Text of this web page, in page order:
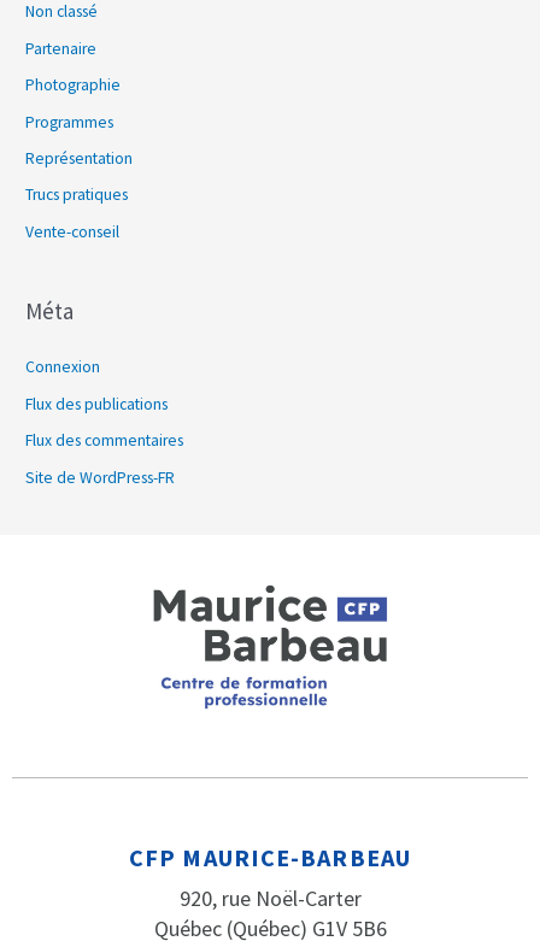
Non classé
Partenaire
Photographie
Programmes
Représentation
Trucs pratiques
Vente-conseil
Méta
Connexion
Flux des publications
Flux des commentaires
Site de WordPress-FR
CFP MAURICE-BARBEAU
920, rue Noël-Carter
Québec (Québec) G1V 5B6